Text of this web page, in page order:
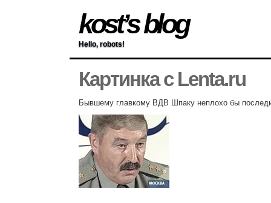
kost’s blog
Hello, robots!
Картинка с Lenta.ru
Бывшему главкому ВДВ Шпаку неплохо бы